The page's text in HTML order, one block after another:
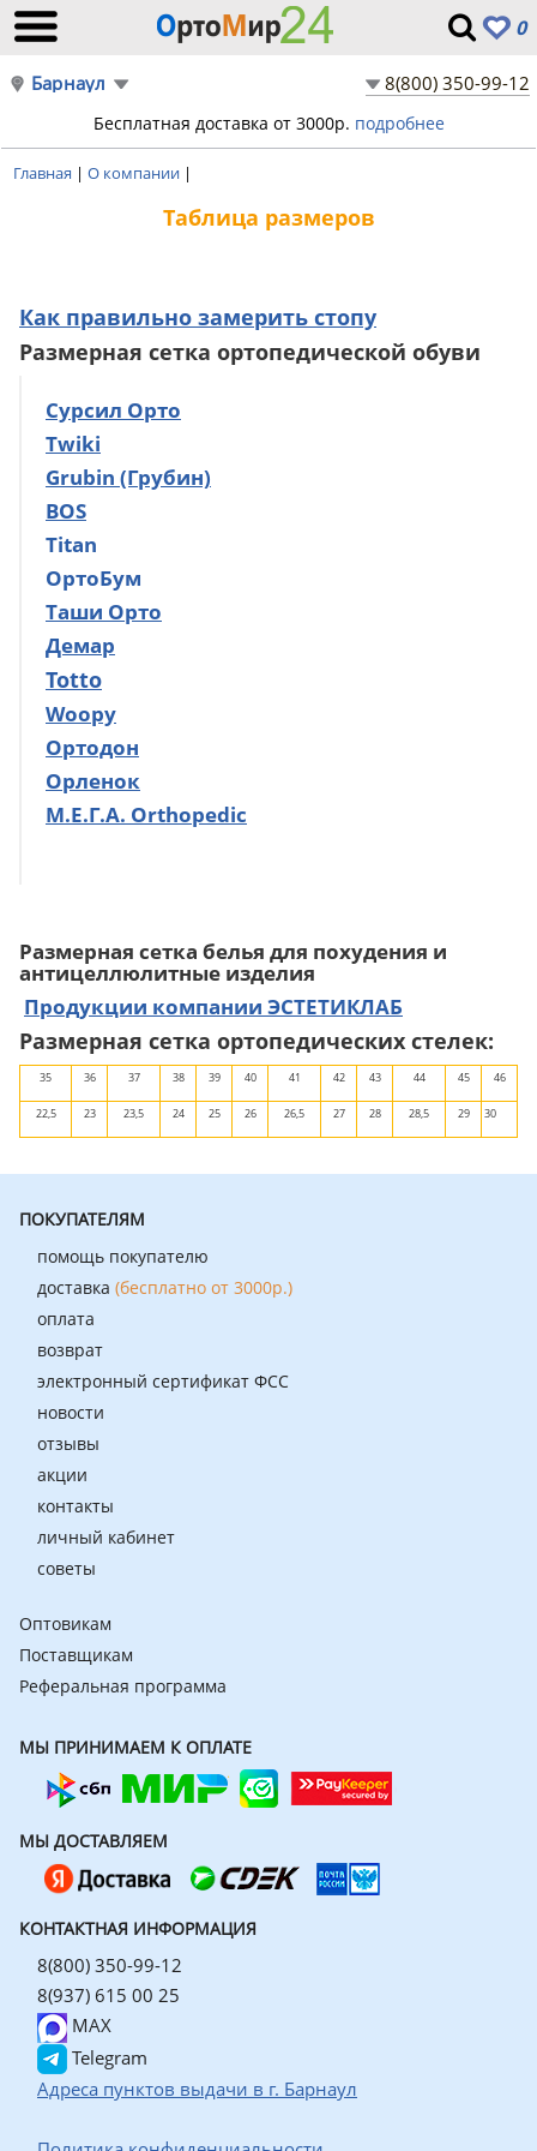
0
Барнаул 8(800) 350-99-12
Бесплатная доставка от 3000р. подробнее
Главная | О компании |
Таблица размеров
Как правильно замерить стопу
Размерная сетка ортопедической обуви
Сурсил Орто
Twiki
Grubin (Грубин)
BOS
Titan
ОртоБум
Таши Орто
Демар
Totto
Woopy
Ортодон
Орленок
М.Е.Г.А. Orthopedic
Размерная сетка белья для похудения и
антицеллюлитные изделия
Продукции компании ЭСТЕТИКЛАБ
Размерная сетка ортопедических стелек:
35 36 37 38 39 40 41 42 43 44 45 46
22,5 23 23,5 24 25 26 26,5 27 28 28,5 29 30
ПОКУПАТЕЛЯМ
помощь покупателю
доставка (бесплатно от 3000р.)
оплата
возврат
электронный сертификат ФСС
новости
отзывы
акции
контакты
личный кабинет
советы
Оптовикам
Поставщикам
Реферальная программа
МЫ ПРИНИМАЕМ К ОПЛАТЕ
МЫ ДОСТАВЛЯЕМ
КОНТАКТНАЯ ИНФОРМАЦИЯ
8(800) 350-99-12
8(937) 615 00 25
MAX
Telegram
Адреса пунктов выдачи в г. Барнаул